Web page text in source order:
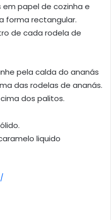
papel de cozinha e
forma rectangular.
de cada rodela de
pela calda do ananás
das rodelas de ananás.
dos palitos.
liquido